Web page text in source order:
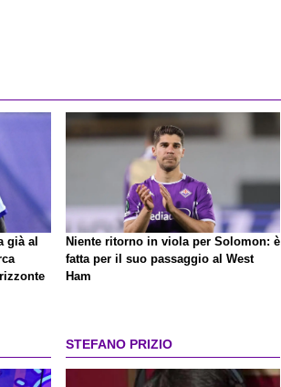
già al
Niente ritorno in viola per Solomon: è
fatta per il suo passaggio al West
Ham
STEFANO PRIZIO